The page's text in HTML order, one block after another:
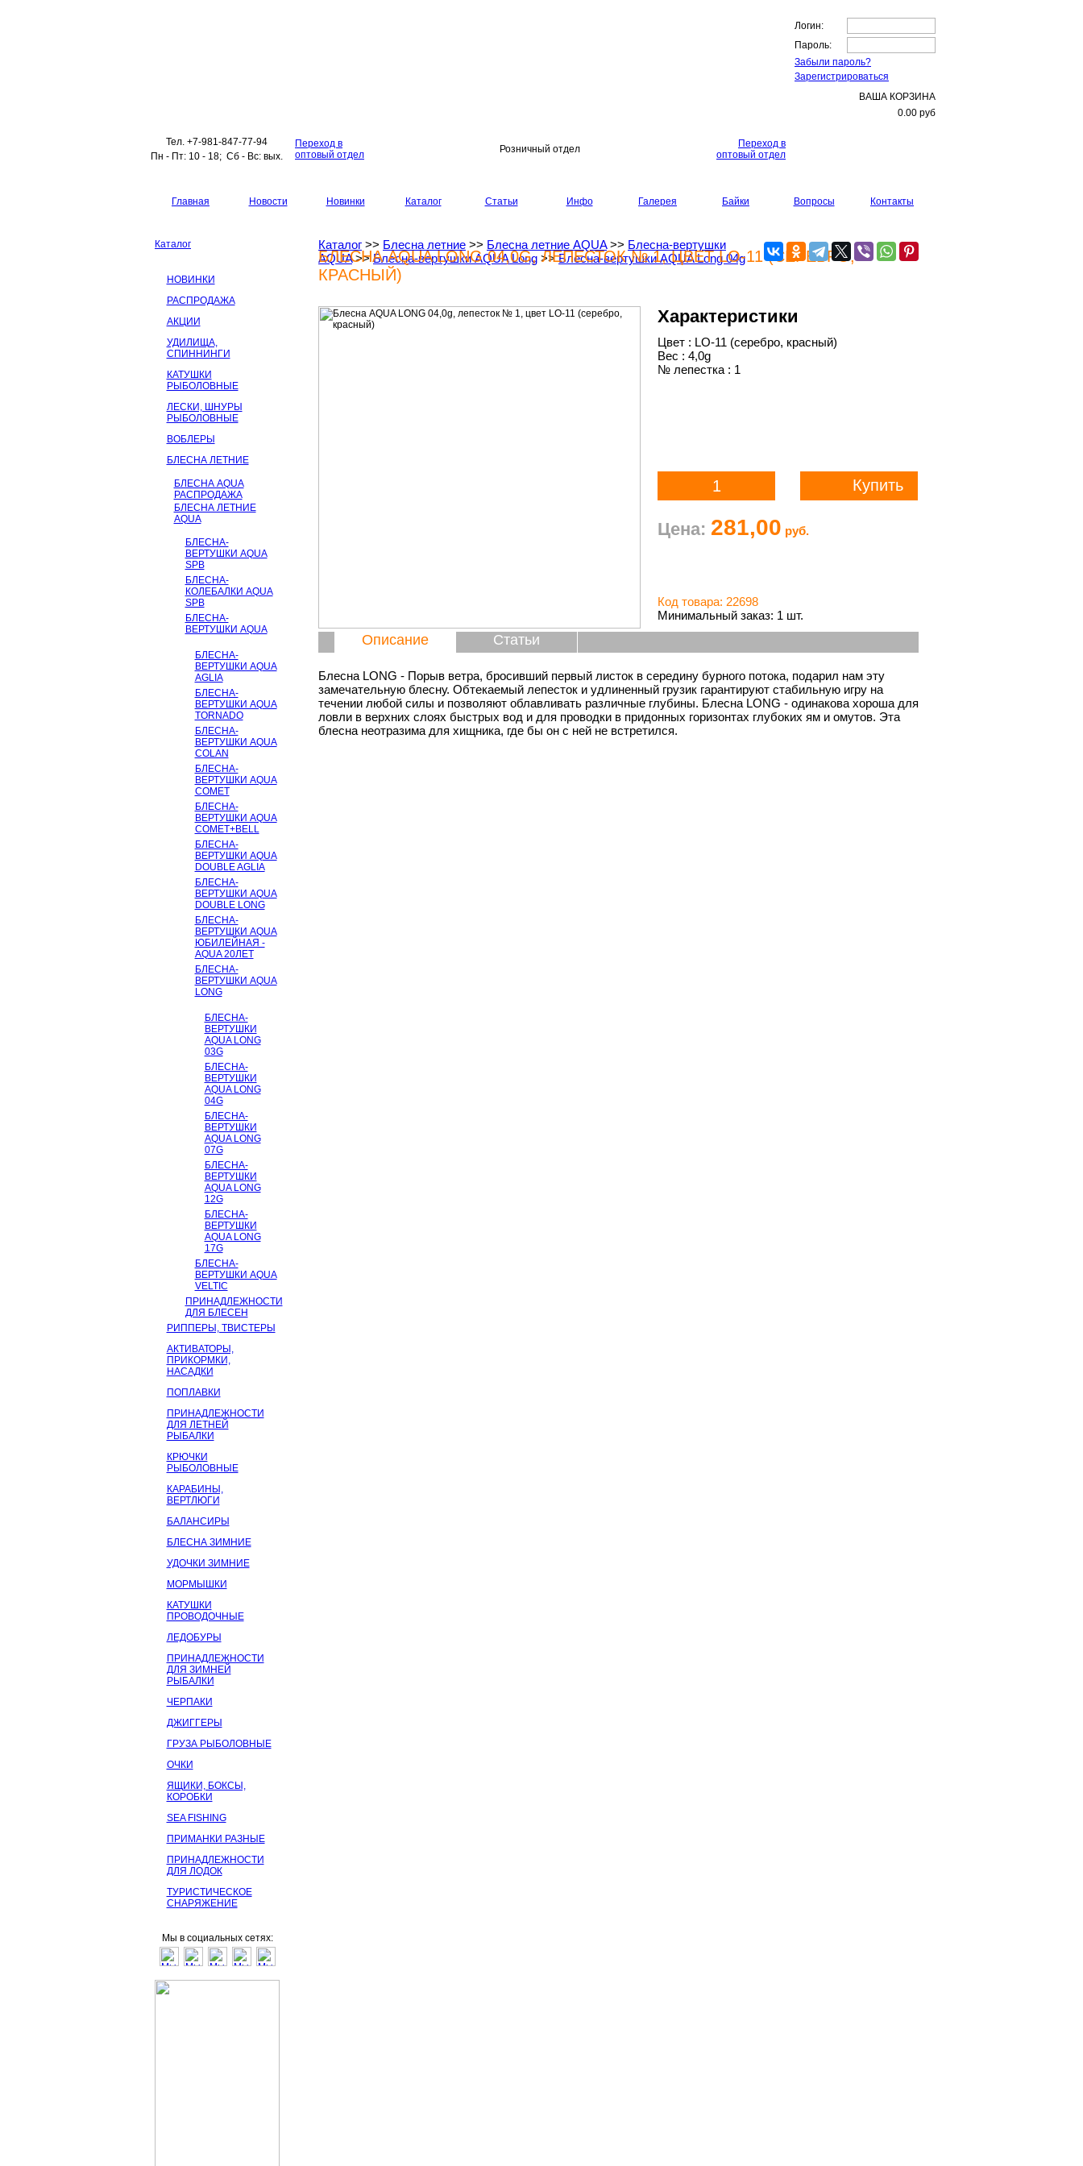
Логин:
Пароль:
Забыли пароль?
Зарегистрироваться
ВАША КОРЗИНА
0.00 руб
Тел. +7-981-847-77-94
Пн - Пт: 10 - 18; Сб - Вс: вых.
Переход в
оптовый отдел
Розничный отдел
Переход в
оптовый отдел
Главная Новости Новинки Каталог Статьи Инфо Галерея Байки Вопросы Контакты
Каталог
НОВИНКИ
РАСПРОДАЖА
АКЦИИ
УДИЛИЩА,
СПИННИНГИ
КАТУШКИ
РЫБОЛОВНЫЕ
ЛЕСКИ, ШНУРЫ
РЫБОЛОВНЫЕ
ВОБЛЕРЫ
БЛЕСНА ЛЕТНИЕ
БЛЕСНА AQUA
РАСПРОДАЖА
БЛЕСНА ЛЕТНИЕ
AQUA
БЛЕСНА-
ВЕРТУШКИ AQUA
SPB
БЛЕСНА-
КОЛЕБАЛКИ AQUA
SPB
БЛЕСНА-
ВЕРТУШКИ AQUA
БЛЕСНА-
ВЕРТУШКИ AQUA
AGLIA
БЛЕСНА-
ВЕРТУШКИ AQUA
TORNADO
БЛЕСНА-
ВЕРТУШКИ AQUA
COLAN
БЛЕСНА-
ВЕРТУШКИ AQUA
COMET
БЛЕСНА-
ВЕРТУШКИ AQUA
COMET+BELL
БЛЕСНА-
ВЕРТУШКИ AQUA
DOUBLE AGLIA
БЛЕСНА-
ВЕРТУШКИ AQUA
DOUBLE LONG
БЛЕСНА-
ВЕРТУШКИ AQUA
ЮБИЛЕЙНАЯ -
AQUA 20ЛЕТ
БЛЕСНА-
ВЕРТУШКИ AQUA
LONG
БЛЕСНА-
ВЕРТУШКИ
AQUA LONG
03G
БЛЕСНА-
ВЕРТУШКИ
AQUA LONG
04G
БЛЕСНА-
ВЕРТУШКИ
AQUA LONG
07G
БЛЕСНА-
ВЕРТУШКИ
AQUA LONG
12G
БЛЕСНА-
ВЕРТУШКИ
AQUA LONG
17G
БЛЕСНА-
ВЕРТУШКИ AQUA
VELTIC
ПРИНАДЛЕЖНОСТИ
ДЛЯ БЛЕСЕН
РИППЕРЫ, ТВИСТЕРЫ
АКТИВАТОРЫ,
ПРИКОРМКИ,
НАСАДКИ
ПОПЛАВКИ
ПРИНАДЛЕЖНОСТИ
ДЛЯ ЛЕТНЕЙ
РЫБАЛКИ
КРЮЧКИ
РЫБОЛОВНЫЕ
КАРАБИНЫ,
ВЕРТЛЮГИ
БАЛАНСИРЫ
БЛЕСНА ЗИМНИЕ
УДОЧКИ ЗИМНИЕ
МОРМЫШКИ
КАТУШКИ
ПРОВОДОЧНЫЕ
ЛЕДОБУРЫ
ПРИНАДЛЕЖНОСТИ
ДЛЯ ЗИМНЕЙ
РЫБАЛКИ
ЧЕРПАКИ
ДЖИГГЕРЫ
ГРУЗА РЫБОЛОВНЫЕ
ОЧКИ
ЯЩИКИ, БОКСЫ,
КОРОБКИ
SEA FISHING
ПРИМАНКИ РАЗНЫЕ
ПРИНАДЛЕЖНОСТИ
ДЛЯ ЛОДОК
ТУРИСТИЧЕСКОЕ
СНАРЯЖЕНИЕ
Мы в социальных сетях:
Каталог >> Блесна летние >> Блесна летние AQUA>> Блесна-вертушки
AQUA>>Блесна-вертушки AQUA Long >>Блесна-вертушки AQUA Long 04g
БЛЕСНА AQUA LONG 04,0G, ЛЕПЕСТОК № 1, ЦВЕТ LO-11 (СЕРЕБРО,
КРАСНЫЙ)
Характеристики
Цвет : LO-11 (серебро, красный)
Вес : 4,0g
№ лепестка : 1
Купить
Цена: 281,00 руб.
Код товара: 22698
Минимальный заказ: 1 шт.
Описание Статьи
Блесна LONG - Порыв ветра, бросивший первый листок в середину бурного потока, подарил нам эту
замечательную блесну. Обтекаемый лепесток и удлиненный грузик гарантируют стабильную игру на
течении любой силы и позволяют облавливать различные глубины. Блесна LONG - одинакова хороша для
ловли в верхних слоях быстрых вод и для проводки в придонных горизонтах глубоких ям и омутов. Эта
блесна неотразима для хищника, где бы он с ней не встретился.